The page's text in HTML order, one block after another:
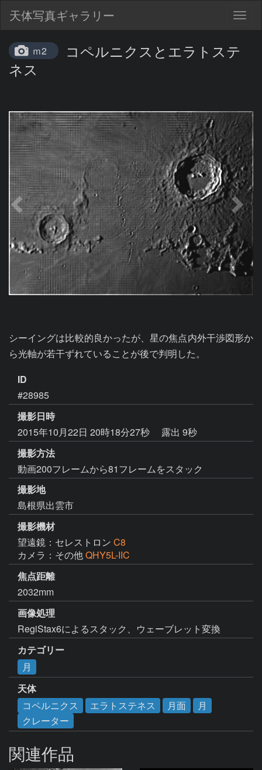
天体写真ギャラリー
ｍ2
コペルニクスとエラトステ
ネス
シーイングは比較的良かったが、星の焦点内外干渉図形か
ら光軸が若干ずれていることが後で判明した。
ID
#28985
撮影日時
2015年10月22日 20時18分27秒
露出 9秒
撮影方法
動画200フレームから81フレームをスタック
撮影地
島根県出雲市
撮影機材
望遠鏡：セレストロン C8
カメラ：その他QHY5L-IIC
焦点距離
2032mm
画像処理
RegiStax6によるスタック、ウェーブレット変換
カテゴリー
月
天体
コペルニクス
エラトステネス 月面
月
クレーター
関連作品